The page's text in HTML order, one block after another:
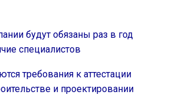
будут обязаны раз в год
специалистов
требования к аттестации
и проектировании